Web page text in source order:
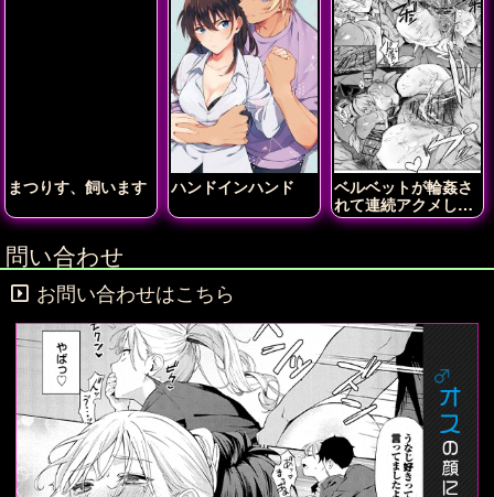
まつりす、飼います ハンドインハンド
ベルベットが輪姦さ
れて連続アクメしち
ゃう!!
問い合わせ
お問い合わせはこちら